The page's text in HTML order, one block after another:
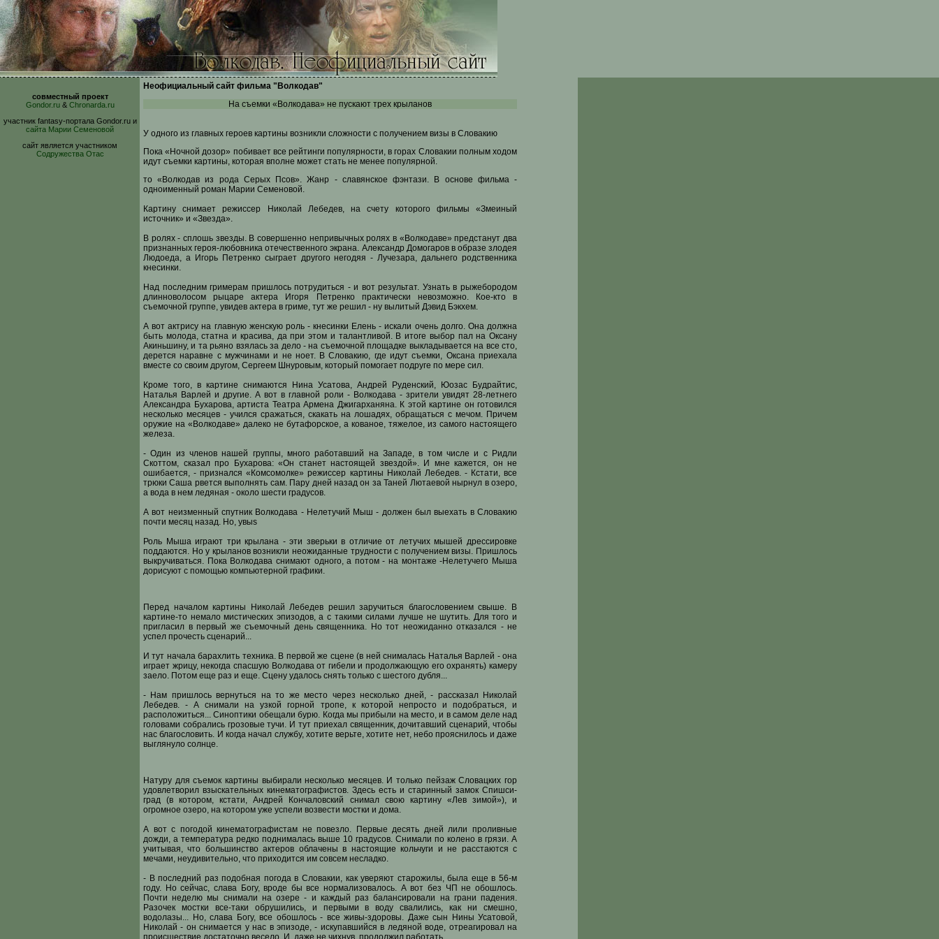
совместный проект
Gondor.ru& Chronarda.ru
участник fantasy-портала Gondor.ru и
сайта Марии Семеновой
сайт является участником
Содружества Отас
Неофициальный сайт фильма "Волкодав"
На съемки «Волкодава» не пускают трех крыланов
У одного из главных героев картины возникли сложности с получением визы в Словакию
Пока «Ночной дозор» побивает все рейтинги популярности, в горах Словакии полным ходом
идут съемки картины, которая вполне может стать не менее популярной.
то «Волкодав из рода Серых Псов». Жанр - славянское фэнтази. В основе фильма -
одноименный роман Марии Семеновой.
Картину снимает режиссер Николай Лебедев, на счету которого фильмы «Змеиный
источник» и «Звезда».
В ролях - сплошь звезды. В совершенно непривычных ролях в «Волкодаве» предстанут два
признанных героя-любовника отечественного экрана. Александр Домогаров в образе злодея
Людоеда, а Игорь Петренко сыграет другого негодяя - Лучезара, дальнего родственника
кнесинки.
Над последним гримерам пришлось потрудиться - и вот результат. Узнать в рыжебородом
длинноволосом рыцаре актера Игоря Петренко практически невозможно. Кое-кто в
съемочной группе, увидев актера в гриме, тут же решил - ну вылитый Дэвид Бэкхем.
А вот актрису на главную женскую роль - кнесинки Елень - искали очень долго. Она должна
быть молода, статна и красива, да при этом и талантливой. В итоге выбор пал на Оксану
Акиньшину, и та рьяно взялась за дело - на съемочной площадке выкладывается на все сто,
дерется наравне с мужчинами и не ноет. В Словакию, где идут съемки, Оксана приехала
вместе со своим другом, Сергеем Шнуровым, который помогает подруге по мере сил.
Кроме того, в картине снимаются Нина Усатова, Андрей Руденский, Юозас Будрайтис,
Наталья Варлей и другие. А вот в главной роли - Волкодава - зрители увидят 28-летнего
Александра Бухарова, артиста Театра Армена Джигарханяна. К этой картине он готовился
несколько месяцев - учился сражаться, скакать на лошадях, обращаться с мечом. Причем
оружие на «Волкодаве» далеко не бутафорское, а кованое, тяжелое, из самого настоящего
железа.
- Один из членов нашей группы, много работавший на Западе, в том числе и с Ридли
Скоттом, сказал про Бухарова: «Он станет настоящей звездой». И мне кажется, он не
ошибается, - признался «Комсомолке» режиссер картины Николай Лебедев. - Кстати, все
трюки Саша рвется выполнять сам. Пару дней назад он за Таней Лютаевой нырнул в озеро,
а вода в нем ледяная - около шести градусов.
А вот неизменный спутник Волкодава - Нелетучий Мыш - должен был выехать в Словакию
почти месяц назад. Но, увыѕ
Роль Мыша играют три крылана - эти зверьки в отличие от летучих мышей дрессировке
поддаются. Но у крыланов возникли неожиданные трудности с получением визы. Пришлось
выкручиваться. Пока Волкодава снимают одного, а потом - на монтаже -Нелетучего Мыша
дорисуют с помощью компьютерной графики.
Перед началом картины Николай Лебедев решил заручиться благословением свыше. В
картине-то немало мистических эпизодов, а с такими силами лучше не шутить. Для того и
пригласил в первый же съемочный день священника. Но тот неожиданно отказался - не
успел прочесть сценарий...
И тут начала барахлить техника. В первой же сцене (в ней снималась Наталья Варлей - она
играет жрицу, некогда спасшую Волкодава от гибели и продолжающую его охранять) камеру
заело. Потом еще раз и еще. Сцену удалось снять только с шестого дубля...
- Нам пришлось вернуться на то же место через несколько дней, - рассказал Николай
Лебедев. - А снимали на узкой горной тропе, к которой непросто и подобраться, и
расположиться... Синоптики обещали бурю. Когда мы прибыли на место, и в самом деле над
головами собрались грозовые тучи. И тут приехал священник, дочитавший сценарий, чтобы
нас благословить. И когда начал службу, хотите верьте, хотите нет, небо прояснилось и даже
выглянуло солнце.
Натуру для съемок картины выбирали несколько месяцев. И только пейзаж Словацких гор
удовлетворил взыскательных кинематографистов. Здесь есть и старинный замок Спишси-
град (в котором, кстати, Андрей Кончаловский снимал свою картину «Лев зимой»), и
огромное озеро, на котором уже успели возвести мостки и дома.
А вот с погодой кинематографистам не повезло. Первые десять дней лили проливные
дожди, а температура редко поднималась выше 10 градусов. Снимали по колено в грязи. А
учитывая, что большинство актеров облачены в настоящие кольчуги и не расстаются с
мечами, неудивительно, что приходится им совсем несладко.
- В последний раз подобная погода в Словакии, как уверяют старожилы, была еще в 56-м
году. Но сейчас, слава Богу, вроде бы все нормализовалось. А вот без ЧП не обошлось.
Почти неделю мы снимали на озере - и каждый раз балансировали на грани падения.
Разочек мостки все-таки обрушились, и первыми в воду свалились, как ни смешно,
водолазы... Но, слава Богу, все обошлось - все живы-здоровы. Даже сын Нины Усатовой,
Николай - он снимается у нас в эпизоде, - искупавшийся в ледяной воде, отреагировал на
происшествие достаточно весело. И, даже не чихнув, продолжил работать...